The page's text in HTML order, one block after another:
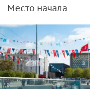
Место начала